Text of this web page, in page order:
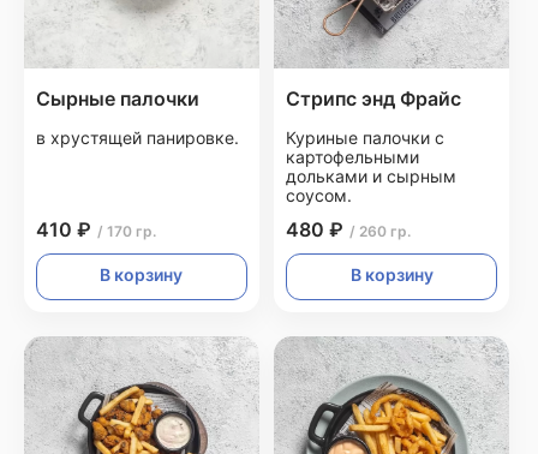
Сырные палочки
в хрустящей панировке.
410 ₽ / 170 гр.
В корзину
Стрипс энд Фрайс
Куриные палочки с
картофельными
дольками и сырным
соусом.
480 ₽ / 260 гр.
В корзину